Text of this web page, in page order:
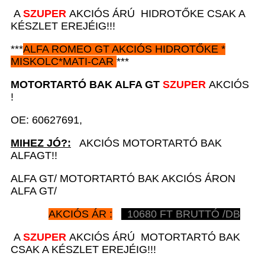
A SZUPER AKCIÓS ÁRÚ HIDROTŐKE CSAK A
KÉSZLET EREJÉIG!!!
***ALFA ROMEO GT AKCIÓS HIDROTŐKE *
MISKOLC*MATI-CAR ***
MOTORTARTÓ BAK ALFA GT SZUPER AKCIÓS
!
OE: 60627691,
MIHEZ JÓ?: AKCIÓS MOTORTARTÓ BAK
ALFAGT!!
ALFA GT/ MOTORTARTÓ BAK AKCIÓS ÁRON
ALFA GT/
AKCIÓS ÁR :
10680 FT BRUTTÓ /DB
A SZUPER AKCIÓS ÁRÚ MOTORTARTÓ BAK
CSAK A KÉSZLET EREJÉIG!!!